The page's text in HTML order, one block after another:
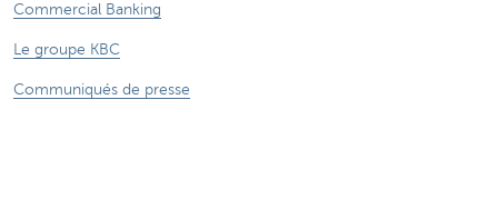
Commercial Banking
Le groupe KBC
Communiqués de presse